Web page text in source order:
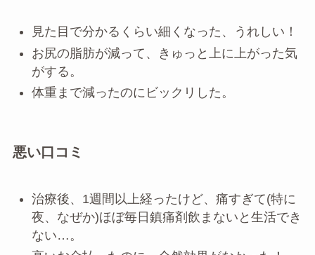
見た目で分かるくらい細くなった、うれしい！
お尻の脂肪が減って、きゅっと上に上がった気
がする。
体重まで減ったのにビックリした。
悪い口コミ
治療後、1週間以上経ったけど、痛すぎて(特に
夜、なぜか)ほぼ毎日鎮痛剤飲まないと生活でき
ない…。